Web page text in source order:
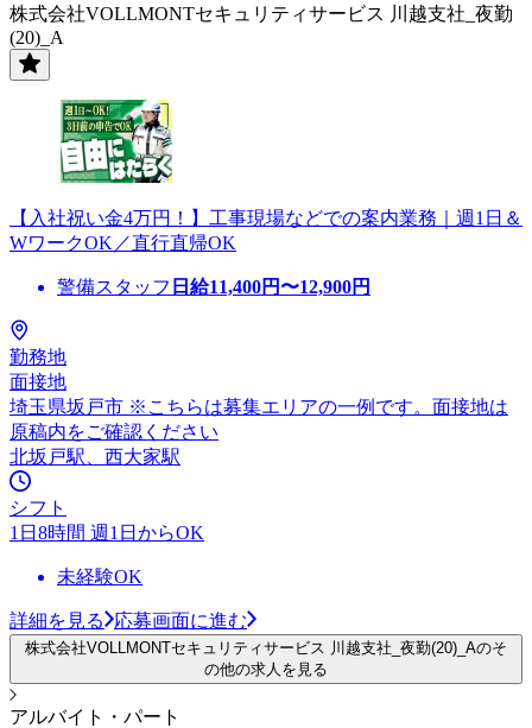
株式会社VOLLMONTセキュリティサービス 川越支社_夜勤
(20)_A
【入社祝い金4万円！】工事現場などでの案内業務｜週1日＆
WワークOK／直行直帰OK
警備スタッフ 日給11,400円〜12,900円
勤務地
面接地
埼玉県坂戸市 ※こちらは募集エリアの一例です。面接地は
原稿内をご確認ください
北坂戸駅、西大家駅
シフト
1日8時間 週1日からOK
未経験OK
詳細を見る 応募画面に進む
株式会社VOLLMONTセキュリティサービス 川越支社_夜勤(20)_Aのそ
の他の求人を見る
アルバイト・パート